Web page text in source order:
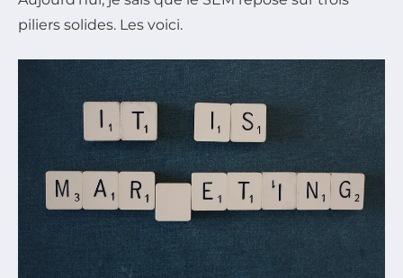
piliers solides. Les voici.